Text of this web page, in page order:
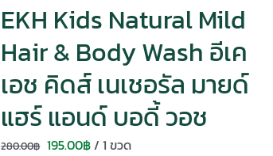
EKH Kids Natural Mild
Hair & Body Wash อีเค
เอช คิดส์ เนเชอรัล มายด์
แฮร์ แอนด์ บอดี้ วอช
280.00฿ Original
195.00฿Current
/ 1 ขวด